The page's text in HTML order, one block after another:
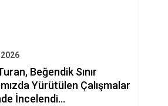
Beğendik Sınır
Yürütülen Çalışmalar
İncelendi…